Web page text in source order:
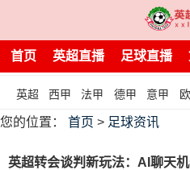
首页 英超直播 足球直播
英超 西甲 法甲 德甲 意甲
您的位置： 首页 > 足球资讯
英超转会谈判新玩法：AI聊天